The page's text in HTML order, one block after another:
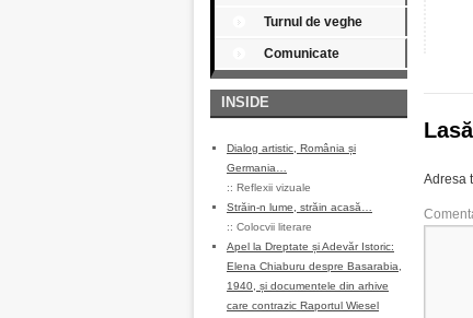
Turnul de veghe
Comunicate
INSIDE
Dialog artistic, România și
Germania…
:: Reflexii vizuale
Străin-n lume, străin acasă…
:: Colocvii literare
Apel la Dreptate și Adevăr Istoric:
Elena Chiaburu despre Basarabia,
1940, și documentele din arhive
care contrazic Raportul Wiesel
Adresa